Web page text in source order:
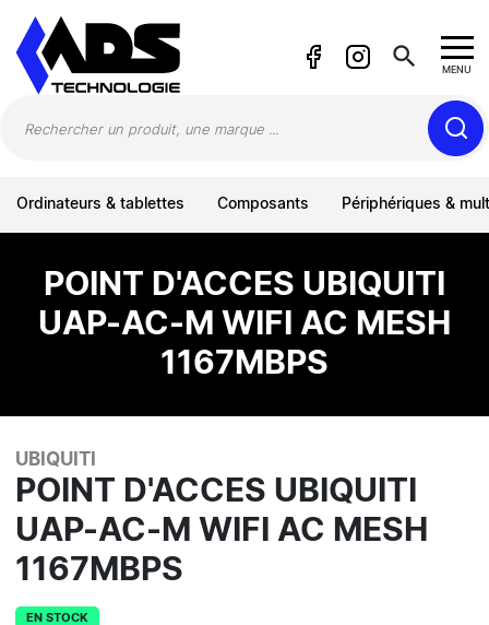
search MENU
Ordinateurs & tablettes Composants Périphériques &
POINT D'ACCES UBIQUITI
UAP-AC-M WIFI AC MESH
1167MBPS
UBIQUITI
POINT D'ACCES UBIQUITI
UAP-AC-M WIFI AC MESH
1167MBPS
EN STOCK